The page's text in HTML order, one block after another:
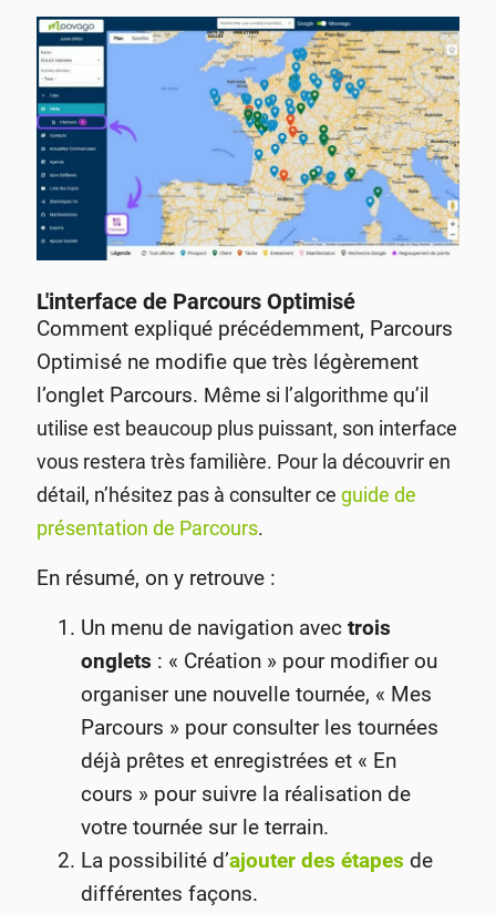
L'interface de Parcours Optimisé
Comment expliqué précédemment, Parcours
Optimisé ne modifie que très légèrement
l’onglet Parcours. Même si l’algorithme qu’il
utilise est beaucoup plus puissant, son interface
vous restera très familière. Pour la découvrir en
détail, n’hésitez pas à consulter ceguide de
présentation de Parcours.
En résumé, on y retrouve :
Un menu de navigation avectrois
onglets : « Création » pour modifier ou
organiser une nouvelle tournée, « Mes
Parcours » pour consulter les tournées
déjà prêtes et enregistrées et « En
cours » pour suivre la réalisation de
votre tournée sur le terrain.
La possibilité d’ajouter des étapes de
différentes façons.